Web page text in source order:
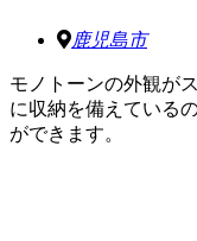
鹿児島市
モノトーンの外観が
に収納を備えている
ができます。